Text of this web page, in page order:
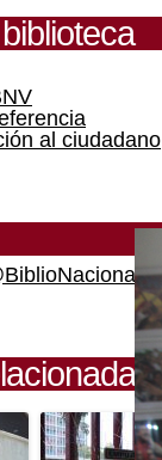
al ciudadano